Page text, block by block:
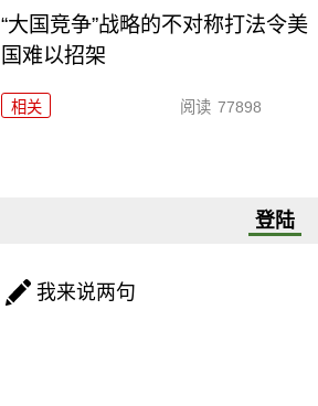
“大国竞争”战略的不对称打法令美
国难以招架
相关 阅读 77898
登陆
我来说两句